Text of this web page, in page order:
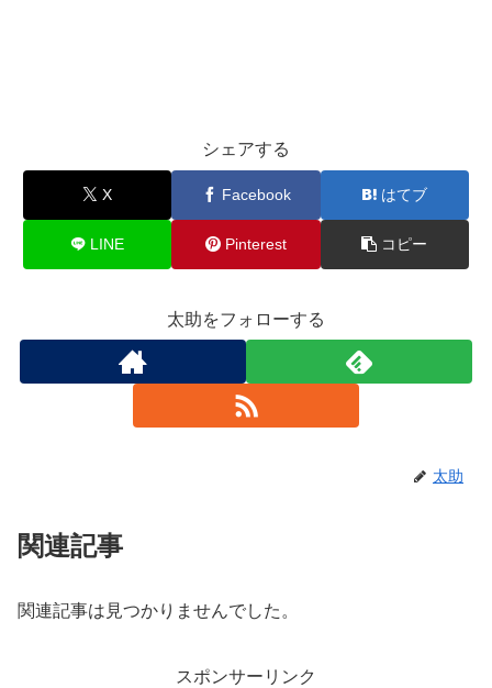
シェアする
X Facebook はてブ
LINE Pinterest コピー
太助をフォローする
太助
関連記事
関連記事は見つかりませんでした。
スポンサーリンク